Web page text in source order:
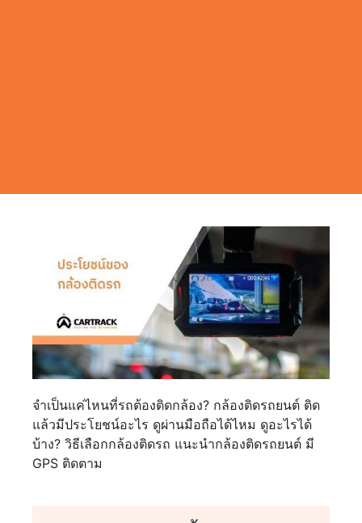
จำเป็นแค่ไหนที่รถต้องติดกล้อง? กล้องติดรถยนต์ ติด
แล้วมีประโยชน์อะไร ดูผ่านมือถือได้ไหม ดูอะไรได้
บ้าง? วิธีเลือกกล้องติดรถ แนะนำกล้องติดรถยนต์ มี
GPS ติดตาม